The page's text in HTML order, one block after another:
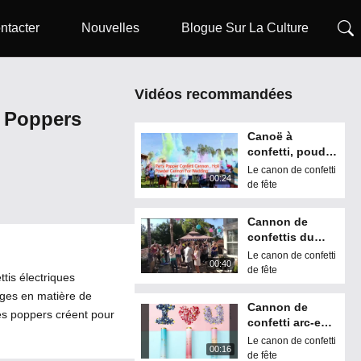
Nouvelles Blogue Sur La Culture
électriques
en matière de
poppers créent pour
Vidéos recommandées
00:24
Canoë à
confetti, poudre
de Holi pour le
mariage.
Le canon de confetti
de fête
00:40
Cannon de
confettis du
Nouvel An /
Fête 15cm 20cm
personnalisé
Le canon de confetti
de fête
00:16
Cannon de
confetti arc-en-
ciel
personnalisé
Le canon de confetti
de fête